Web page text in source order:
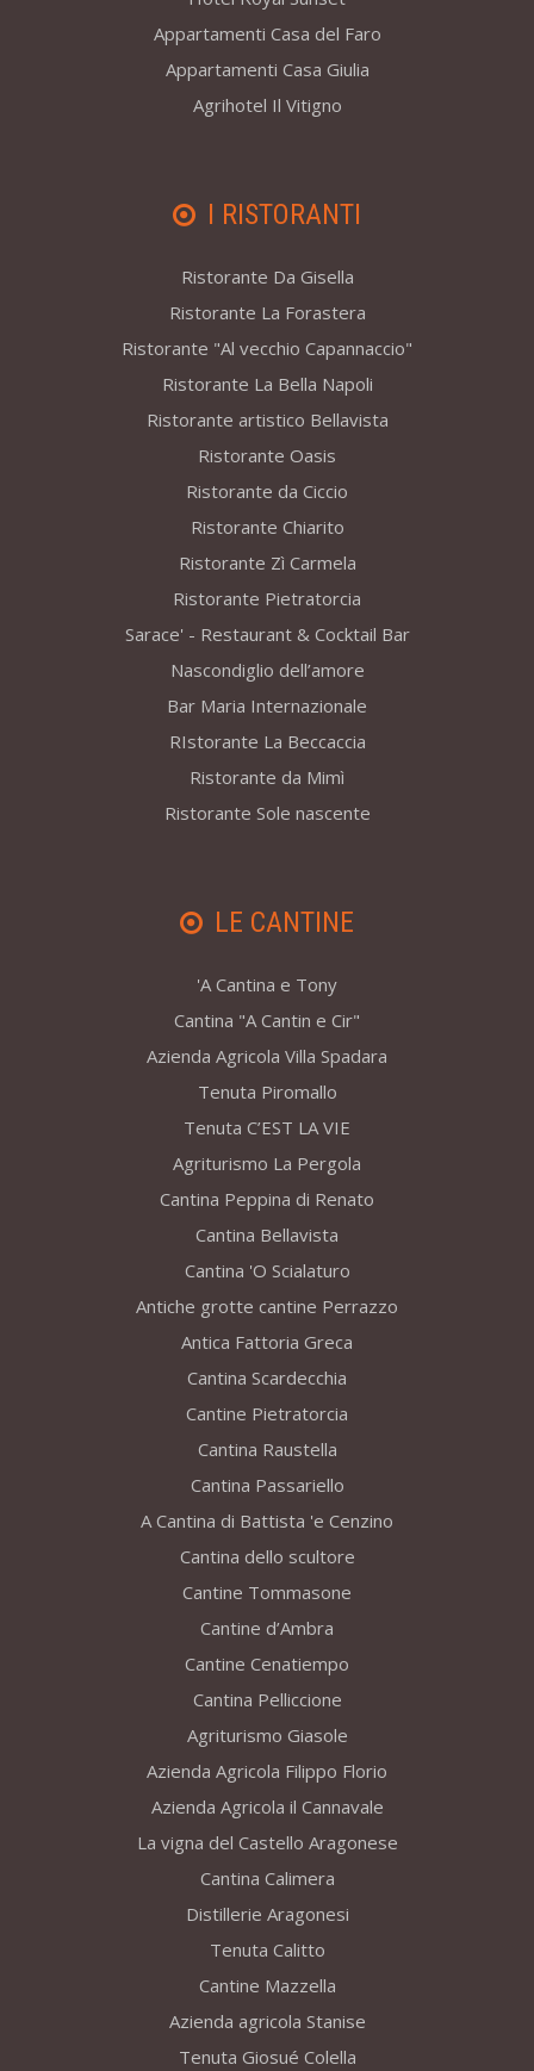
Appartamenti Casa del Faro
Appartamenti Casa Giulia
Agrihotel Il Vitigno
I RISTORANTI
Ristorante Da Gisella
Ristorante La Forastera
Ristorante "Al vecchio Capannaccio"
Ristorante La Bella Napoli
Ristorante artistico Bellavista
Ristorante Oasis
Ristorante da Ciccio
Ristorante Chiarito
Ristorante Zì Carmela
Ristorante Pietratorcia
Sarace' - Restaurant & Cocktail Bar
Nascondiglio dell’amore
Bar Maria Internazionale
RIstorante La Beccaccia
Ristorante da Mimì
Ristorante Sole nascente
LE CANTINE
'A Cantina e Tony
Cantina "A Cantin e Cir"
Azienda Agricola Villa Spadara
Tenuta Piromallo
Tenuta C’EST LA VIE
Agriturismo La Pergola
Cantina Peppina di Renato
Cantina Bellavista
Cantina 'O Scialaturo
Antiche grotte cantine Perrazzo
Antica Fattoria Greca
Cantina Scardecchia
Cantine Pietratorcia
Cantina Raustella
Cantina Passariello
A Cantina di Battista 'e Cenzino
Cantina dello scultore
Cantine Tommasone
Cantine d’Ambra
Cantine Cenatiempo
Cantina Pelliccione
Agriturismo Giasole
Azienda Agricola Filippo Florio
Azienda Agricola il Cannavale
La vigna del Castello Aragonese
Cantina Calimera
Distillerie Aragonesi
Tenuta Calitto
Cantine Mazzella
Azienda agricola Stanise
Tenuta Giosué Colella